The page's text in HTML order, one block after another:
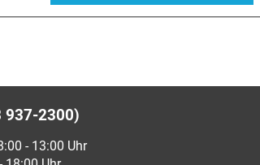
937-2300)
- 13:00 Uhr